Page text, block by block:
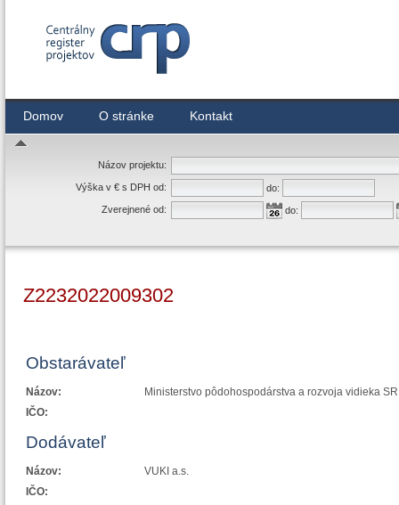
Domov O stránke Kontakt
Názov projektu:
Výška v € s DPH od:
do:
Zverejnené od:
do:
Z2232022009302
Obstarávateľ
Názov:
Ministerstvo pôdohospodárstva a rozvoja vidieka SR
IČO:
Dodávateľ
Názov:
VUKI a.s.
IČO: